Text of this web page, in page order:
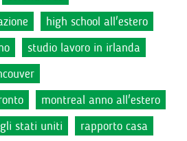
high school all'estero
studio lavoro in irlanda
montreal anno all'estero
stati uniti
rapporto casa